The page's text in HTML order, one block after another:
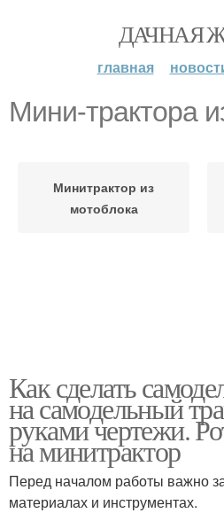
ДАЧНАЯ
главная
Мини-трактора
Минитрактор из
мотоблока
Как сделать
на самодельный
руками чертежи.
на минитрактор
Перед началом работы важно
материалах и инструментах.